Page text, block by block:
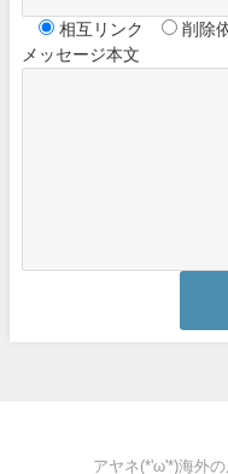
相互リンク 削除
メッセージ本文
アヤネ(*'ω'*)海外の